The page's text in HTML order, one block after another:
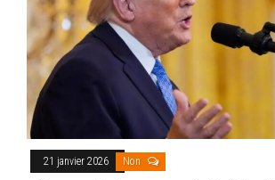
21 janvier 2026 Non